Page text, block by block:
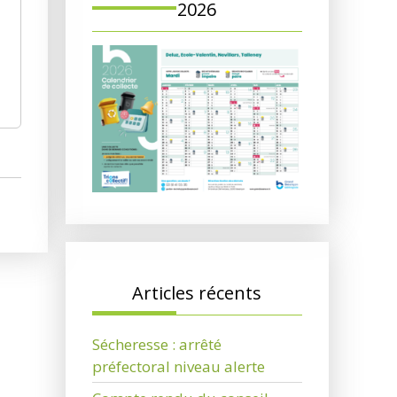
2026
Articles récents
Sécheresse : arrêté
préfectoral niveau alerte